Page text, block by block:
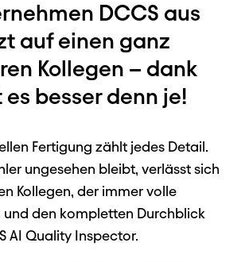
DCCS aus
auf einen ganz
Kollegen – dank
besser denn je!
Fertigung zählt jedes Detail.
ungesehen bleibt, verlässt sich
Kollegen, der immer volle
und den kompletten Durchblick
AI Quality Inspector.